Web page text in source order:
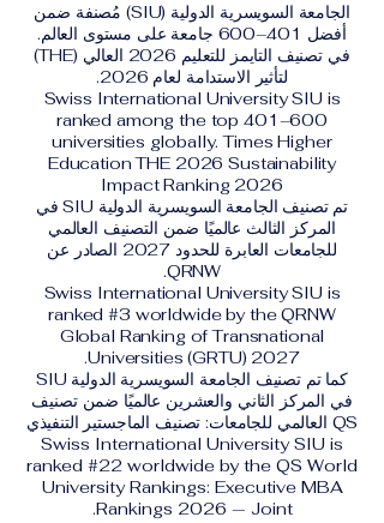
الجامعة السويسرية الدولية (SIU) مُصنفة ضمن
أفضل 401–600 جامعة على مستوى العالم.
في تصنيف التايمز للتعليم 2026 العالي (THE)
لتأثير الاستدامة لعام 2026.
Swiss International University SIU is
ranked among the top 401–600
universities globally. Times Higher
Education THE 2026 Sustainability
Impact Ranking 2026
تم تصنيف الجامعة السويسرية الدولية SIU في
المركز الثالث عالميًا ضمن التصنيف العالمي
للجامعات العابرة للحدود 2027 الصادر عن
QRNW.
Swiss International University SIU is
ranked #3 worldwide by the QRNW
Global Ranking of Transnational
Universities (GRTU) 2027.
كما تم تصنيف الجامعة السويسرية الدولية SIU
في المركز الثاني والعشرين عالميًا ضمن تصنيف
QS العالمي للجامعات: تصنيف الماجستير التنفيذي
Swiss International University SIU is
ranked #22 worldwide by the QS World
University Rankings: Executive MBA
Rankings 2026 — Joint.